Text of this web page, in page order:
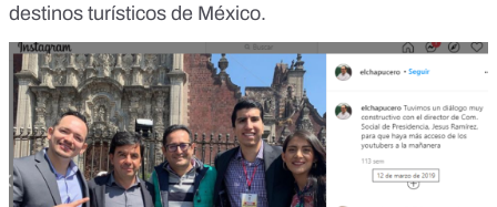
destinos turísticos de México.